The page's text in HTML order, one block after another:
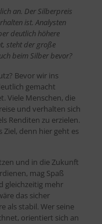
an. Der Silberpreis
ist. Analysten
deutlich höhere
steht der große
beim Silber bevor?
Bevor wir ins
gemacht
Viele Menschen, die
und verhalten sich
Renditen zu erzielen.
Ziel, denn hier geht es
und in die Zukunft
mag Spaß
gleichzeitig mehr
das sicher
als stabil. Wer seine
orientiert sich an